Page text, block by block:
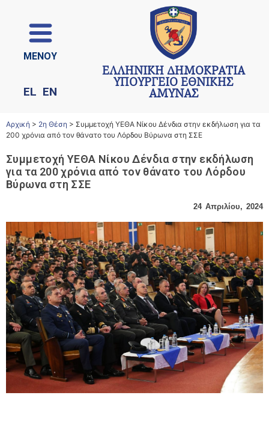
ΜΕΝΟΥ
EL EN
ΕΛΛΗΝΙΚΗ ΔΗΜΟΚΡΑΤΙΑ
ΥΠΟΥΡΓΕΙΟ ΕΘΝΙΚΗΣ
ΑΜΥΝΑΣ
Αρχική > 2η Θέση > Συμμετοχή ΥΕΘΑ Νίκου Δένδια στην εκδήλωση για τα
200 χρόνια από τον θάνατο του Λόρδου Βύρωνα στη ΣΣΕ
Συμμετοχή ΥΕΘΑ Νίκου Δένδια στην εκδήλωση
για τα 200 χρόνια από τον θάνατο του Λόρδου
Βύρωνα στη ΣΣΕ
24 Απριλίου, 2024